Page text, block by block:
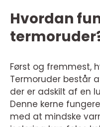
Hvordan
Først og fremmest,
Termoruder består
der er adskilt af en
Denne kerne
med at mindske